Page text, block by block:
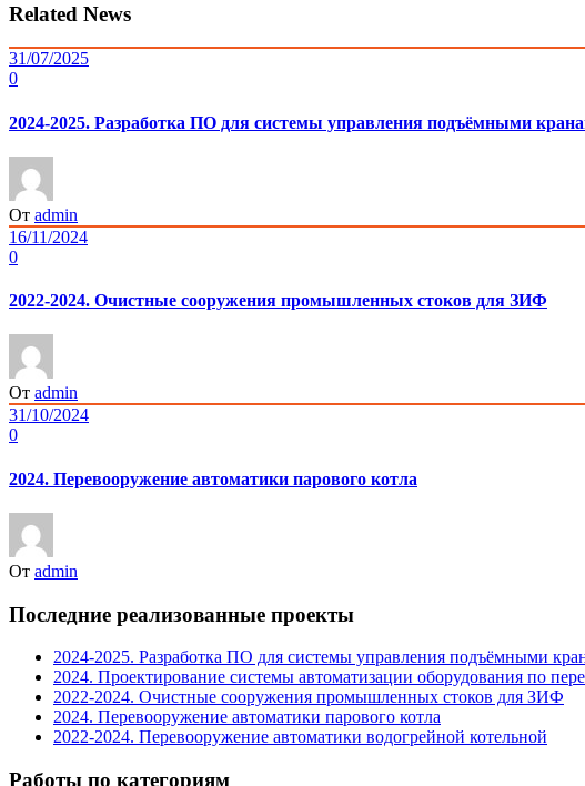
Related News
31/07/2025
0
2024-2025. Разработка ПО для системы управления подъёмными
От admin
16/11/2024
0
2022-2024. Очистные сооружения промышленных стоков для ЗИФ
От admin
31/10/2024
0
2024. Перевооружение автоматики парового котла
От admin
Последние реализованные проекты
2024-2025. Разработка ПО для системы управления подъёмными
2024. Проектирование системы автоматизации оборудования по
2022-2024. Очистные сооружения промышленных стоков для ЗИФ
2024. Перевооружение автоматики парового котла
2022-2024. Перевооружение автоматики водогрейной котельной
Работы по категориям